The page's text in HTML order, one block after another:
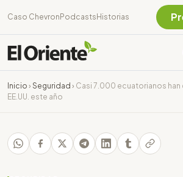
Caso Chevron Podcasts Historias
Inicio › Seguridad › Casi 7.000 ecuatorianos han
EE.UU. este año